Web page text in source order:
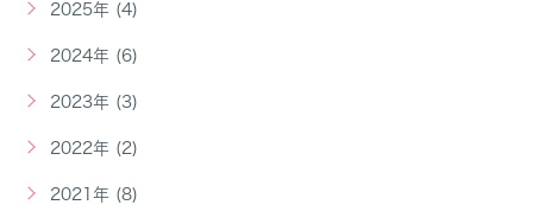
2025年 (4)
2024年 (6)
2023年 (3)
2022年 (2)
2021年 (8)